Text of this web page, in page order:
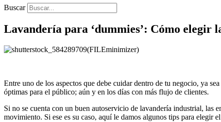
Buscar
Lavandería para ‘dummies’: Cómo elegir
Entre uno de los aspectos que debe cuidar dentro de tu negocio, ya
óptimas para el público; aún y en los días con más flujo de clientes.
Si no se cuenta con un buen autoservicio de lavandería industrial, las
movimiento. Si ese es su caso, aquí le damos algunos tips para elegir